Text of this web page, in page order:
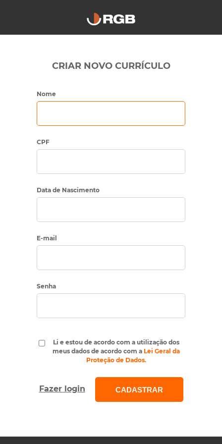
CRIAR NOVO CURRÍCULO
Nome
CPF
Data de Nascimento
E-mail
Senha
Li e estou de acordo com a utilização dos
meus dados de acordo com a Lei Geral da
Proteção de Dados.
Fazer login